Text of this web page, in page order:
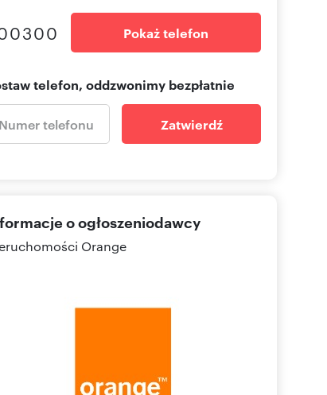
Pokaż telefon
telefon, oddzwonimy bezpłatnie
Zatwierdź
o ogłoszeniodawcy
Orange